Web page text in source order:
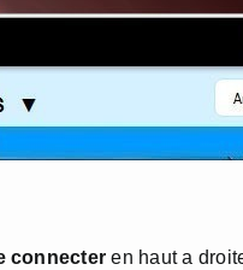
connecter en haut a